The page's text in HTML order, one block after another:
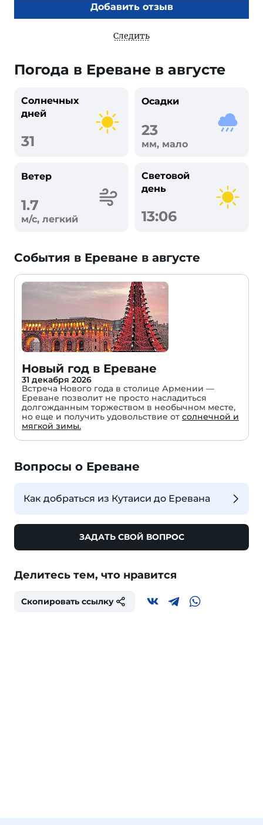
Добавить отзыв
Следить
Погода в Ереване в августе
Солнечных
дней
31
Осадки
23
мм, мало
Ветер
1.7
м/с, легкий
Световой
день
13:06
События в Ереване в августе
Новый год в Ереване
31 декабря 2026
Встреча Нового года в столице Армении —
Ереване позволит не просто насладиться
долгожданным торжеством в необычном месте,
но еще и получить удовольствие от солнечной и
мягкой зимы.
Вопросы о Ереване
Как добраться из Кутаиси до Еревана
ЗАДАТЬ СВОЙ ВОПРОС
Делитесь тем, что нравится
Скопировать ссылку